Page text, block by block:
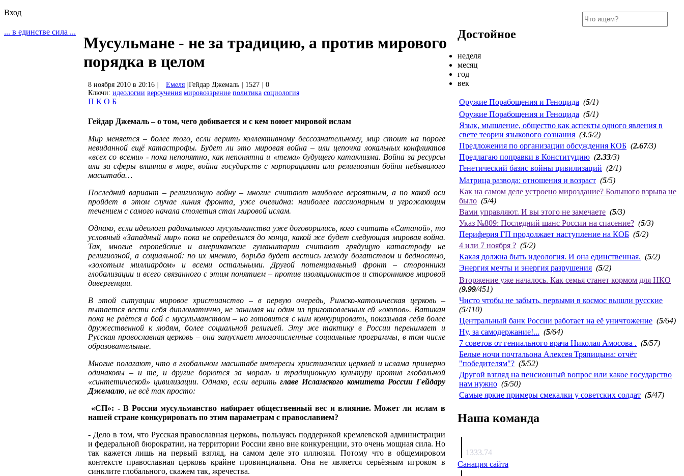
Вход
... в единстве сила ...
Мусульмане - не за традицию, а против мирового
порядка в целом
8 ноября 2010 в 20:16 Емеля Гейдар Джемаль 1527
0
Ключи: идеологии вероучения мировоззрение политика социология
П К О Б
Гейдар Джемаль – о том, чего добивается и с кем воюет мировой ислам
Мир меняется – более того, если верить коллективному бессознательному, мир стоит на пороге
невиданной ещё катастрофы. Будет ли это мировая война – или цепочка локальных конфликтов
«всех со всеми» - пока непонятно, как непонятна и «тема» будущего катаклизма. Война за ресурсы
или за сферы влияния в мире, война государств с корпорациями или религиозная бойня небывалого
масштаба…
Последний вариант – религиозную войну – многие считают наиболее вероятным, а по какой оси
пройдет в этом случае линия фронта, уже очевидна: наиболее пассионарным и угрожающим
течением с самого начала столетия стал мировой ислам.
Однако, если идеологи радикального мусульманства уже договорились, кого считать «Сатаной», то
условный «Западный мир» пока не определился до конца, какой же будет следующая мировая война.
Так, многие европейские и американские гуманитарии считают грядущую катастрофу не
религиозной, а социальной: по их мнению, борьба будет вестись между богатством и бедностью,
«золотым миллиардом» и всеми остальными. Другой потенциальный фронт – сторонники
глобализации и всего связанного с этим понятием – против изоляционистов и сторонников мировой
дивергенции.
В этой ситуации мировое христианство – в первую очередь, Римско-католическая церковь –
пытается вести себя дипломатично, не занимая ни один из приготовленных ей «окопов». Ватикан
пока не рвётся в бой с мусульманством – но готовится с ним конкурировать, показывая себя более
дружественной к людям, более социальной религией. Эту же тактику в России перенимает и
Русская православная церковь – она запускает многочисленные социальные программы, в том числе
образовательные.
Многие полагают, что в глобальном масштабе интересы христианских церквей и ислама примерно
одинаковы – и те, и другие борются за мораль и традиционную культуру против глобальной
«синтетической» цивилизации. Однако, если верить главе Исламского комитета России Гейдару
Джемалю , не всё так просто:
«СП»: - В России мусульманство набирает общественный вес и влияние. Может ли ислам в
нашей стране конкурировать по этим параметрам с православием?
- Дело в том, что Русская православная церковь, пользуясь поддержкой кремлевской администрации
и федеральной бюрократии, на территории России явно вне конкуренции, это очень мощная сила. Но
так кажется лишь на первый взгляд, на самом деле это иллюзия. Потому что в общемировом
контексте православная церковь крайне провинциальна. Она не является серьёзным игроком в
синклите глобального, скажем так, жречества.
Достойное
неделя
месяц
год
век
Оружие Порабощения и Геноцида (5/1)
Оружие Порабощения и Геноцида (5/1)
Язык, мышление, общество как аспекты одного явления в
свете теории языкового сознания (3.5/2)
Предложения по организации обсуждения КОБ (2.67/3)
Предлагаю поправки в Конституцию (2.33/3)
Генетический базис войны цивилизаций (2/1)
Матрица развода: отношения и возраст (5/5)
Как на самом деле устроено мироздание? Большого взрыва не
было (5/4)
Вами управляют. И вы этого не замечаете (5/3)
Указ №809: Последний шанс России на спасение? (5/3)
Периферия ГП продолжает наступление на КОБ (5/2)
4 или 7 ноября ? (5/2)
Какая должна быть идеология. И она единственная. (5/2)
Энергия мечты и энергия разрушения (5/2)
Вторжение уже началось. Как семья станет кормом для НКО
(9.99/451)
Чисто чтобы не забыть, первыми в космос вышли русские
(5/110)
Центральный банк России работает на её уничтожение (5/64)
Ну, за самодержание!... (5/64)
7 советов от гениального врача Николая Амосова . (5/57)
Белые ночи почтальона Алексея Тряпицына: отчёт
"победителям"? (5/52)
Другой взгляд на пенсионный вопрос или какое государство
нам нужно (5/50)
Самые яркие примеры смекалки у советских солдат (5/47)
Наша команда
1333.74
Санация сайта